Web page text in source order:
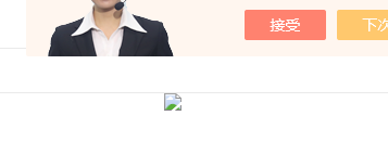
我的位置： >产品中心>防雷